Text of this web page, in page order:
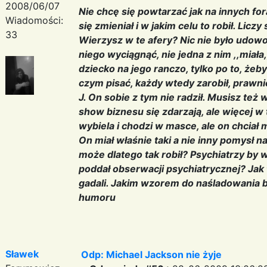
2008/06/07
Wiadomości:
33
Nie chcę się powtarzać jak na innych
się zmieniał i w jakim celu to robił.
Wierzysz w te afery? Nic nie było
niego wyciągnąć, nie jedna z nim
dziecko na jego ranczo, tylko po to,
czym pisać, każdy wtedy zarobił,
J. On sobie z tym nie radził. Musisz
show biznesu się zdarzają, ale więcej
wybiela i chodzi w masce, ale on chciał
On miał właśnie taki a nie inny pomysł
może dlatego tak robił? Psychiatrzy by
poddał obserwacji psychiatrycznej?
gadali. Jakim wzorem do naśladowania
humoru
Sławek
Odp: Michael Jackson nie żyje